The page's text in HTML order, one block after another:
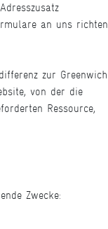
an uns richten
zur Greenwich
von der die
Ressource,
Zwecke: